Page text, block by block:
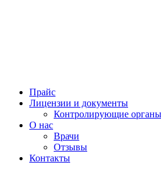
Прайс
Лицензии и документы
Контролирующие органы
О нас
Врачи
Отзывы
Контакты